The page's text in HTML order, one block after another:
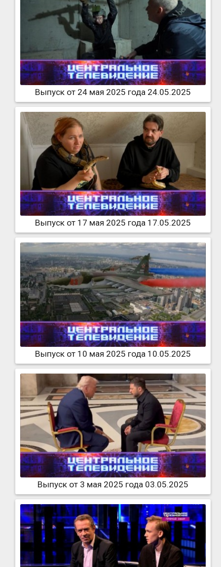
Выпуск от 24 мая 2025 года 24.05.2025
Выпуск от 17 мая 2025 года 17.05.2025
Выпуск от 10 мая 2025 года 10.05.2025
Выпуск от 3 мая 2025 года 03.05.2025